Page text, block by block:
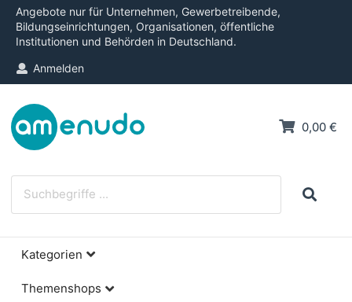
Angebote nur für Unternehmen, Gewerbetreibende,
Bildungseinrichtungen, Organisationen, öffentliche
Institutionen und Behörden in Deutschland.
Anmelden
0,00 €
Kategorien
Themenshops